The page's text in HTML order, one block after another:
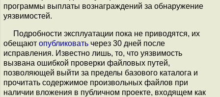
программы выплаты вознаграждений за обнаружение
уязвимостей.
Подробности эксплуатации пока не приводятся, их
обещают опубликовать через 30 дней после
исправления. Известно лишь, то, что уязвимость
вызвана ошибкой проверки файловых путей,
позволяющей выйти за пределы базового каталога и
прочитать содержимое произвольных файлов при
наличии вложения в публичном проекте, входящем как